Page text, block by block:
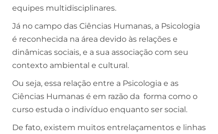
equipes multidisciplinares.
Já no campo das Ciências Humanas, a Psicologia
é reconhecida na área devido às relações e
dinâmicas sociais, e a sua associação com seu
contexto ambiental e cultural.
Ou seja, essa relação entre a Psicologia e as
Ciências Humanas é em razão da forma como o
curso estuda o indivíduo enquanto ser social.
De fato, existem muitos entrelaçamentos e linhas